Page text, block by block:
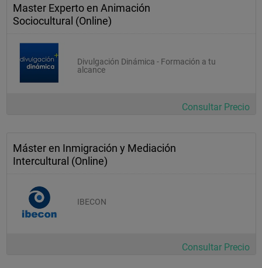
Master Experto en Animación
Sociocultural (Online)
Divulgación Dinámica - Formación a tu
alcance
Consultar Precio
Máster en Inmigración y Mediación
Intercultural (Online)
IBECON
Consultar Precio